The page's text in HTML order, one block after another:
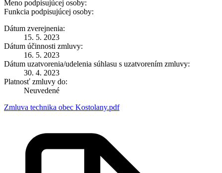
Meno podpisujúcej osoby:
Funkcia podpisujúcej osoby:
Dátum zverejnenia:
15. 5. 2023
Dátum účinnosti zmluvy:
16. 5. 2023
Dátum uzatvorenia/udelenia súhlasu s uzatvorením zmluvy:
30. 4. 2023
Platnosť zmluvy do:
Neuvedené
Zmluva technika obec Kostolany.pdf